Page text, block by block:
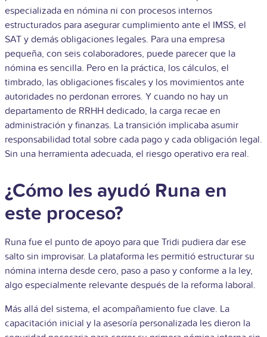
especializada en nómina ni con procesos internos
estructurados para asegurar cumplimiento ante el IMSS, el
SAT y demás obligaciones legales. Para una empresa
pequeña, con seis colaboradores, puede parecer que la
nómina es sencilla. Pero en la práctica, los cálculos, el
timbrado, las obligaciones fiscales y los movimientos ante
autoridades no perdonan errores. Y cuando no hay un
departamento de RRHH dedicado, la carga recae en
administración y finanzas. La transición implicaba asumir
responsabilidad total sobre cada pago y cada obligación legal.
Sin una herramienta adecuada, el riesgo operativo era real.
¿Cómo les ayudó Runa en
este proceso?
Runa fue el punto de apoyo para que Tridi pudiera dar ese
salto sin improvisar. La plataforma les permitió estructurar su
nómina interna desde cero, paso a paso y conforme a la ley,
algo especialmente relevante después de la reforma laboral.
Más allá del sistema, el acompañamiento fue clave. La
capacitación inicial y la asesoría personalizada les dieron la